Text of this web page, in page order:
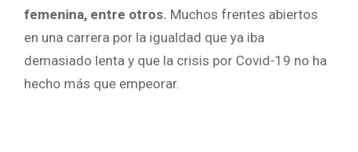
femenina, entre otros. Muchos frentes abiertos
en una carrera por la igualdad que ya iba
demasiado lenta y que la crisis por Covid-19 no ha
hecho más que empeorar.